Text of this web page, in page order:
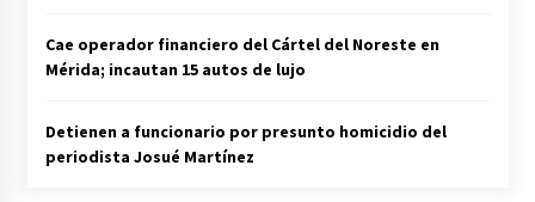
Cae operador financiero del Cártel del Noreste en
Mérida; incautan 15 autos de lujo
Detienen a funcionario por presunto homicidio del
periodista Josué Martínez